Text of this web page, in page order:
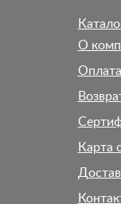
О
Оплата
Карта